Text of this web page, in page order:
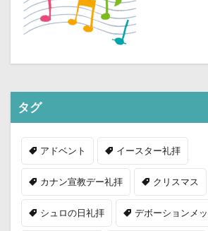
タグ
アドベント イースター礼拝
カナン宣教デー礼拝 クリスマス
シュロの日礼拝 デボーションメ